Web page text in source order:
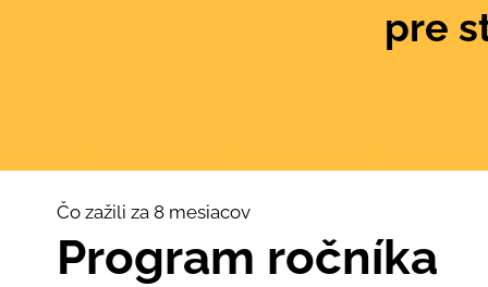
pre
Čo zažili za 8 mesiacov
Program ročníka